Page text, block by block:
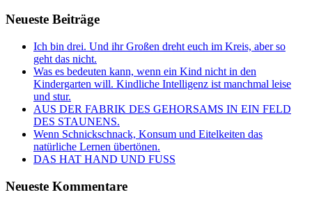
Neueste Beiträge
Ich bin drei. Und ihr Großen dreht euch im Kreis, aber so
geht das nicht.
Was es bedeuten kann, wenn ein Kind nicht in den
Kindergarten will. Kindliche Intelligenz ist manchmal leise
und stur.
AUS DER FABRIK DES GEHORSAMS IN EIN FELD
DES STAUNENS.
Wenn Schnickschnack, Konsum und Eitelkeiten das
natürliche Lernen übertönen.
DAS HAT HAND UND FUSS
Neueste Kommentare